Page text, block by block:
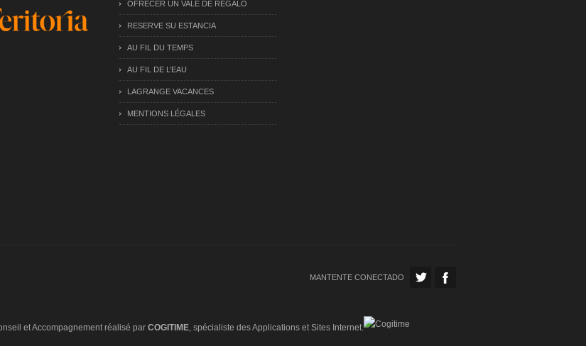
OFRECER UN VALE DE REGALO
RESERVE SU ESTANCIA
AU FIL DU TEMPS
AU FIL DE L’EAU
LAGRANGE VACANCES
MENTIONS LÉGALES
MANTENTE CONECTADO
et Accompagnement réalisé par COGITIME , spécialiste des Applications et Sites Internet.